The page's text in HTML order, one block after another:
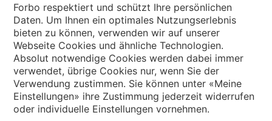
Land auswählen
Land auswählen
Forbo respektiert und schützt Ihre persönlichen
Daten. Um Ihnen ein optimales Nutzungserlebnis
bieten zu können, verwenden wir auf unserer
Webseite Cookies und ähnliche Technologien.
Absolut notwendige Cookies werden dabei immer
verwendet, übrige Cookies nur, wenn Sie der
Verwendung zustimmen. Sie können unter «Meine
Einstellungen» ihre Zustimmung jederzeit widerrufen
oder individuelle Einstellungen vornehmen.